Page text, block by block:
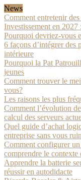
News
Comment entretenir
Investissement en
Pourquoi devriez-vous
6 façons d’intégrer des
intérieure
Pourquoi la Pat
jeunes
Comment trouver le
vous?
Les raisons les plus
Comment l’évolution
calcul des serveurs
Quel guide d’achat
entreprise sans vous
Comment configurer
comprendre le contexte
Apprendre la batterie
réussir en autodidacte